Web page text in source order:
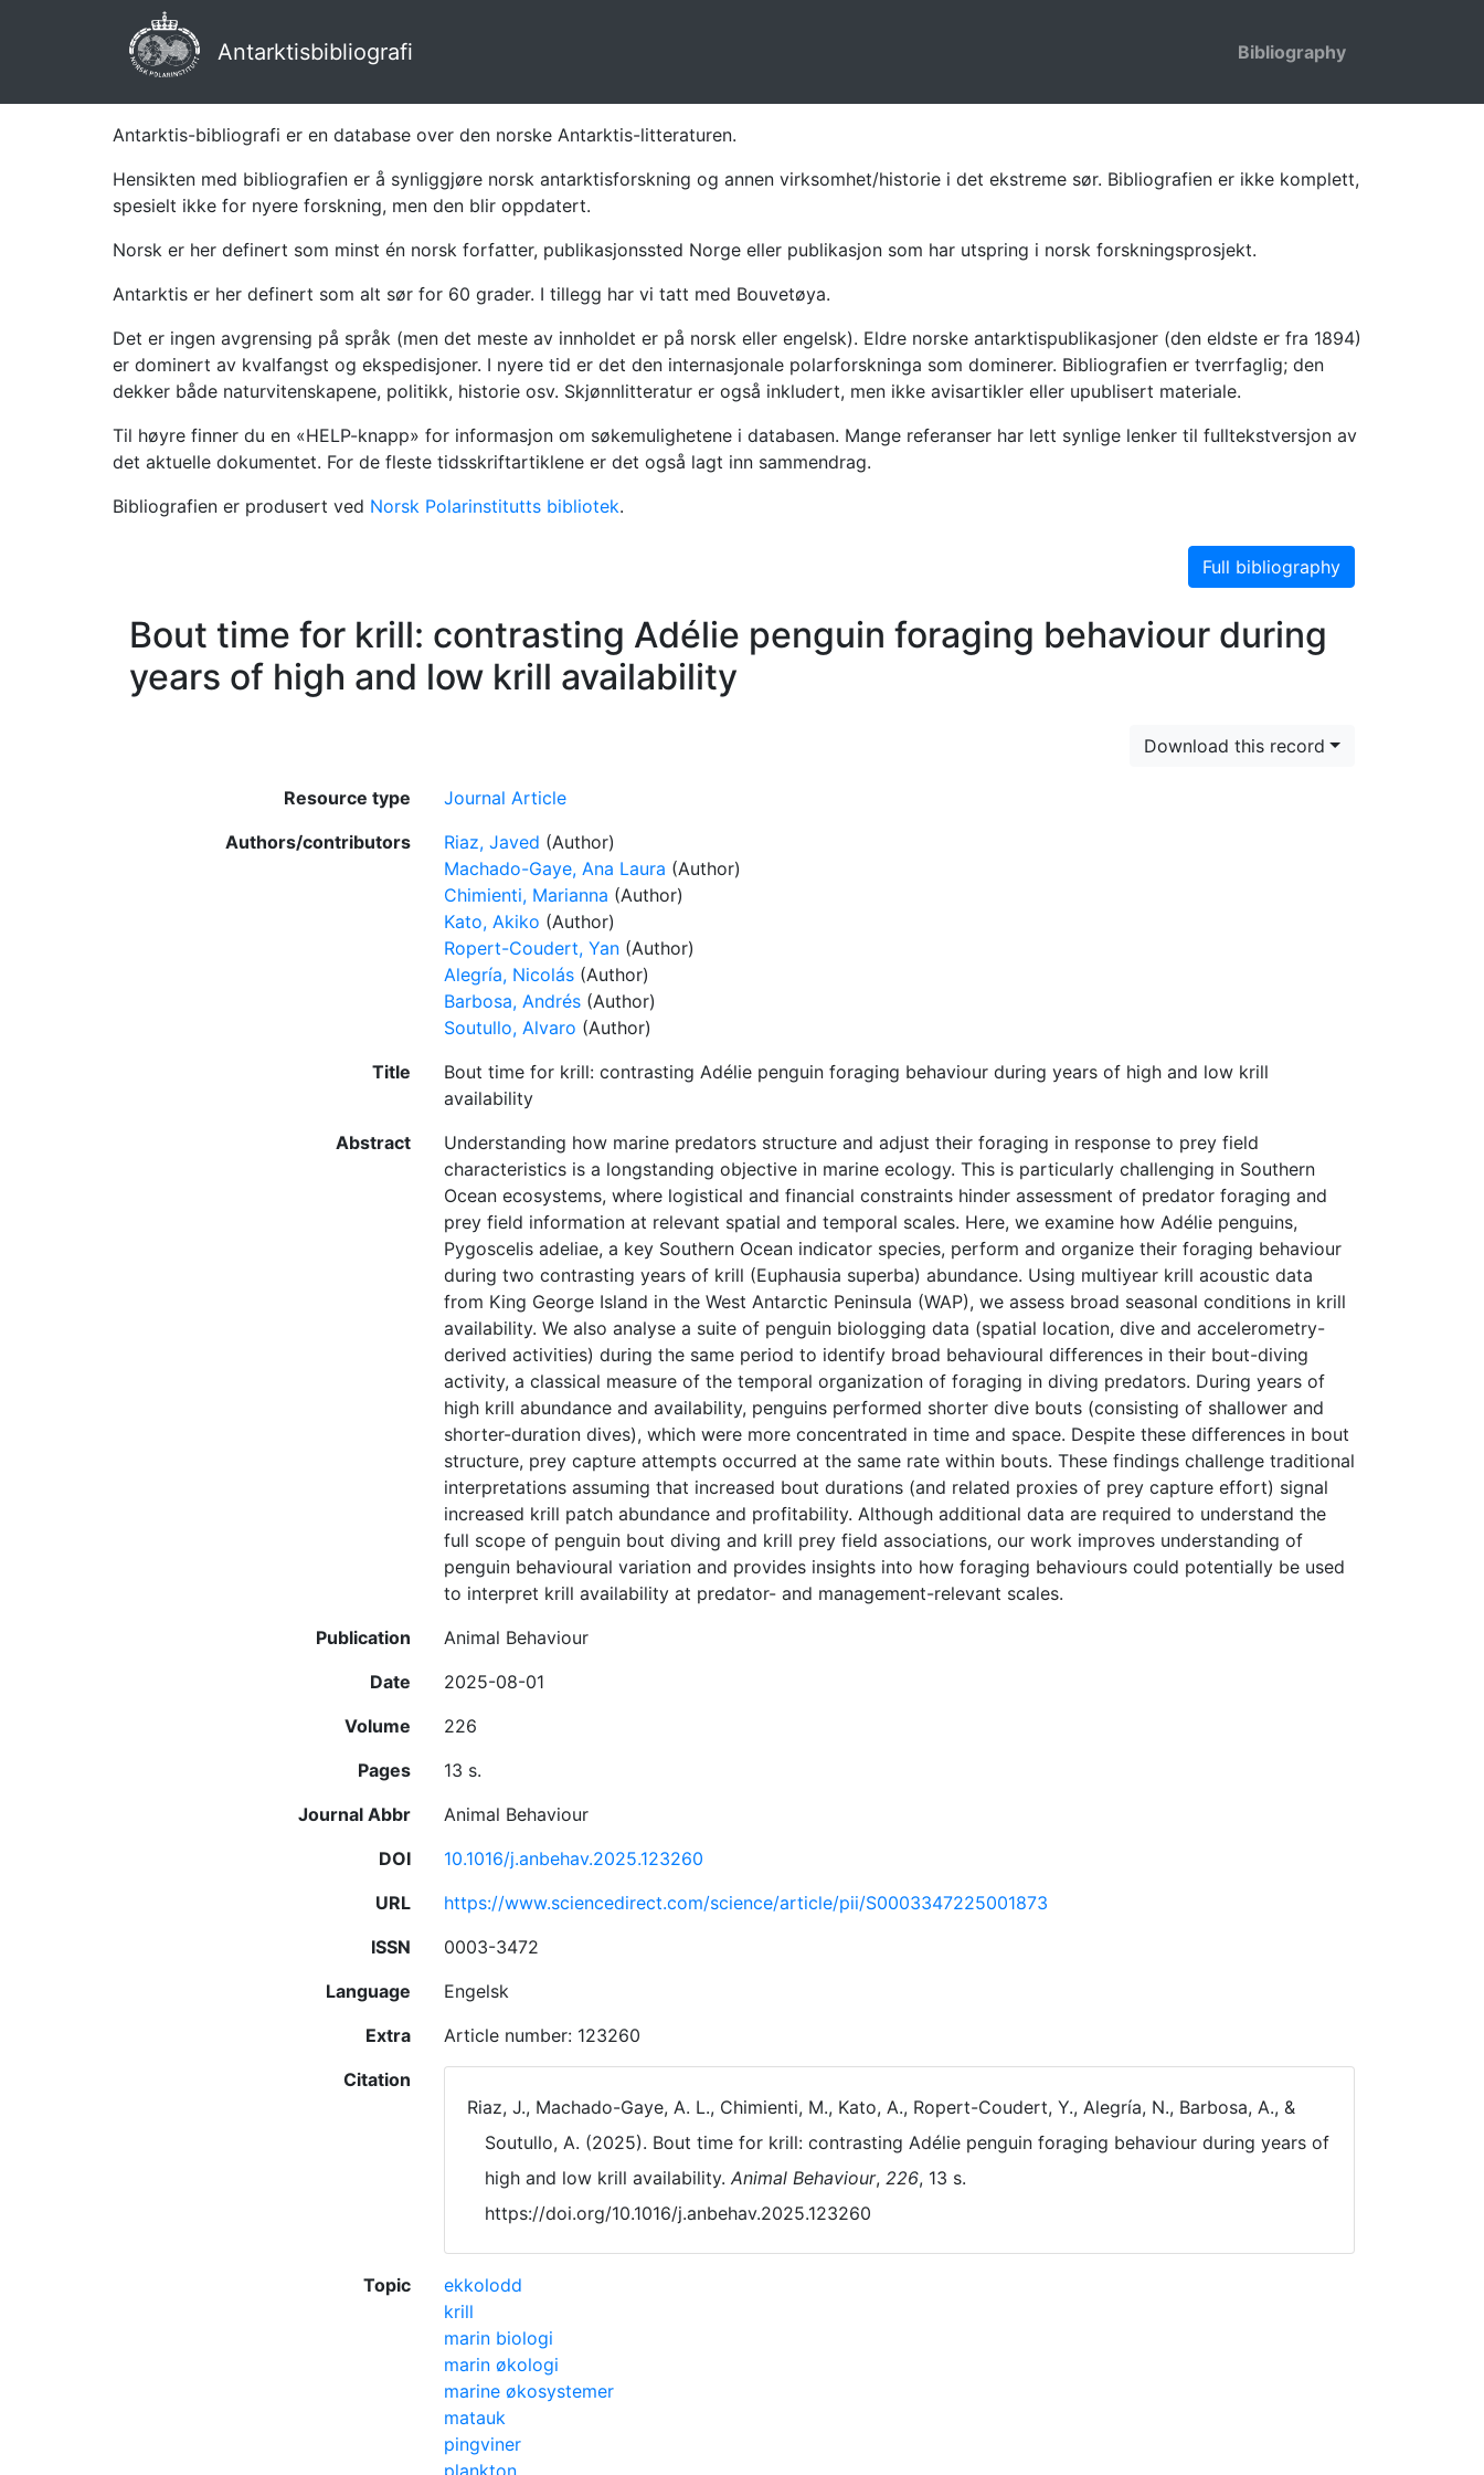
Antarktisbibliografi Bibliography
Antarktis-bibliografi er en database over den norske Antarktis-litteraturen.
Hensikten med bibliografien er å synliggjøre norsk antarktisforskning og annen virksomhet/historie i det ekstreme sør. Bibliografien er ikke komplett,
spesielt ikke for nyere forskning, men den blir oppdatert.
Norsk er her definert som minst én norsk forfatter, publikasjonssted Norge eller publikasjon som har utspring i norsk forskningsprosjekt.
Antarktis er her definert som alt sør for 60 grader. I tillegg har vi tatt med Bouvetøya.
Det er ingen avgrensing på språk (men det meste av innholdet er på norsk eller engelsk). Eldre norske antarktispublikasjoner (den eldste er fra 1894)
er dominert av kvalfangst og ekspedisjoner. I nyere tid er det den internasjonale polarforskninga som dominerer. Bibliografien er tverrfaglig; den
dekker både naturvitenskapene, politikk, historie osv. Skjønnlitteratur er også inkludert, men ikke avisartikler eller upublisert materiale.
Til høyre finner du en «HELP-knapp» for informasjon om søkemulighetene i databasen. Mange referanser har lett synlige lenker til fulltekstversjon av
det aktuelle dokumentet. For de fleste tidsskriftartiklene er det også lagt inn sammendrag.
Bibliografien er produsert ved Norsk Polarinstitutts bibliotek.
Full bibliography
Bout time for krill: contrasting Adélie penguin foraging behaviour during
years of high and low krill availability
Download this record
Resource type
Journal Article
Authors/contributors
Riaz, Javed (Author)
Machado-Gaye, Ana Laura (Author)
Chimienti, Marianna (Author)
Kato, Akiko (Author)
Ropert-Coudert, Yan (Author)
Alegría, Nicolás (Author)
Barbosa, Andrés (Author)
Soutullo, Alvaro (Author)
Title
Bout time for krill: contrasting Adélie penguin foraging behaviour during years of high and low krill
availability
Abstract
Understanding how marine predators structure and adjust their foraging in response to prey field
characteristics is a longstanding objective in marine ecology. This is particularly challenging in Southern
Ocean ecosystems, where logistical and financial constraints hinder assessment of predator foraging and
prey field information at relevant spatial and temporal scales. Here, we examine how Adélie penguins,
Pygoscelis adeliae, a key Southern Ocean indicator species, perform and organize their foraging behaviour
during two contrasting years of krill (Euphausia superba) abundance. Using multiyear krill acoustic data
from King George Island in the West Antarctic Peninsula (WAP), we assess broad seasonal conditions in krill
availability. We also analyse a suite of penguin biologging data (spatial location, dive and accelerometry-
derived activities) during the same period to identify broad behavioural differences in their bout-diving
activity, a classical measure of the temporal organization of foraging in diving predators. During years of
high krill abundance and availability, penguins performed shorter dive bouts (consisting of shallower and
shorter-duration dives), which were more concentrated in time and space. Despite these differences in bout
structure, prey capture attempts occurred at the same rate within bouts. These findings challenge traditional
interpretations assuming that increased bout durations (and related proxies of prey capture effort) signal
increased krill patch abundance and profitability. Although additional data are required to understand the
full scope of penguin bout diving and krill prey field associations, our work improves understanding of
penguin behavioural variation and provides insights into how foraging behaviours could potentially be used
to interpret krill availability at predator- and management-relevant scales.
Publication
Animal Behaviour
Date
2025-08-01
Volume
226
Pages
13 s.
Journal Abbr
Animal Behaviour
DOI
10.1016/j.anbehav.2025.123260
URL
https://www.sciencedirect.com/science/article/pii/S0003347225001873
ISSN
0003-3472
Language
Engelsk
Extra
Article number: 123260
Citation
Riaz, J., Machado-Gaye, A. L., Chimienti, M., Kato, A., Ropert-Coudert, Y., Alegría, N., Barbosa, A., &
Soutullo, A. (2025). Bout time for krill: contrasting Adélie penguin foraging behaviour during years of
high and low krill availability. Animal Behaviour, 226, 13 s.
https://doi.org/10.1016/j.anbehav.2025.123260
Topic
ekkolodd
krill
marin biologi
marin økologi
marine økosystemer
matauk
pingviner
plankton